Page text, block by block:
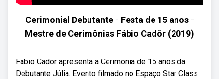
Cerimonial Debutante - Festa de 15 anos -
Mestre de Cerimônias Fábio Cadôr (2019)
Fábio Cadôr apresenta a Cerimônia de 15 anos da
Debutante Júlia. Evento filmado no Espaço Star Class